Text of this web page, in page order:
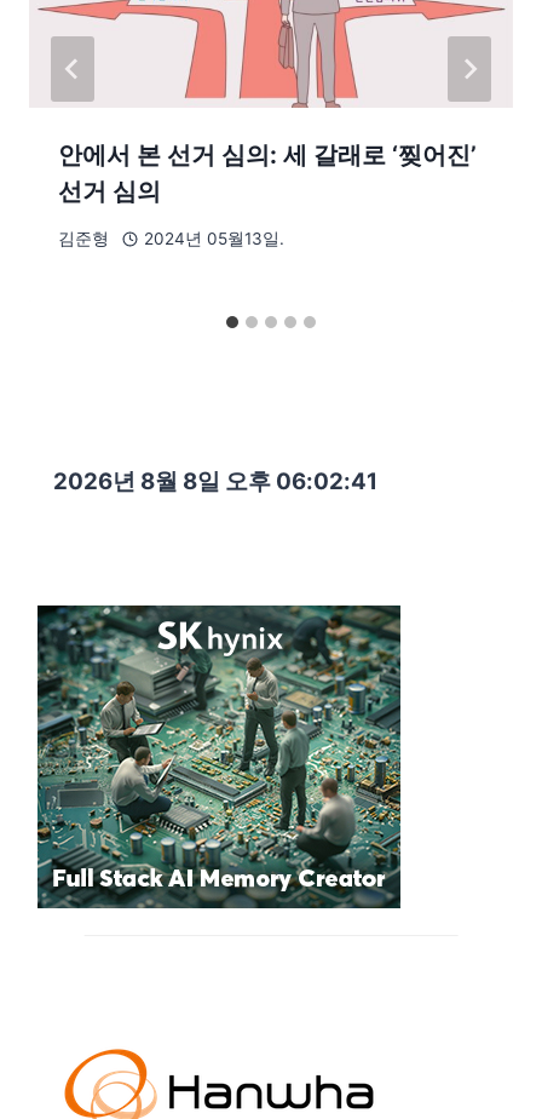
안에서 본 선거 심의: 세 갈래로 ‘찢어진’
선거 심의
김준형 2024년 05월13일.
2026년 8월 8일 오후 06:02:42